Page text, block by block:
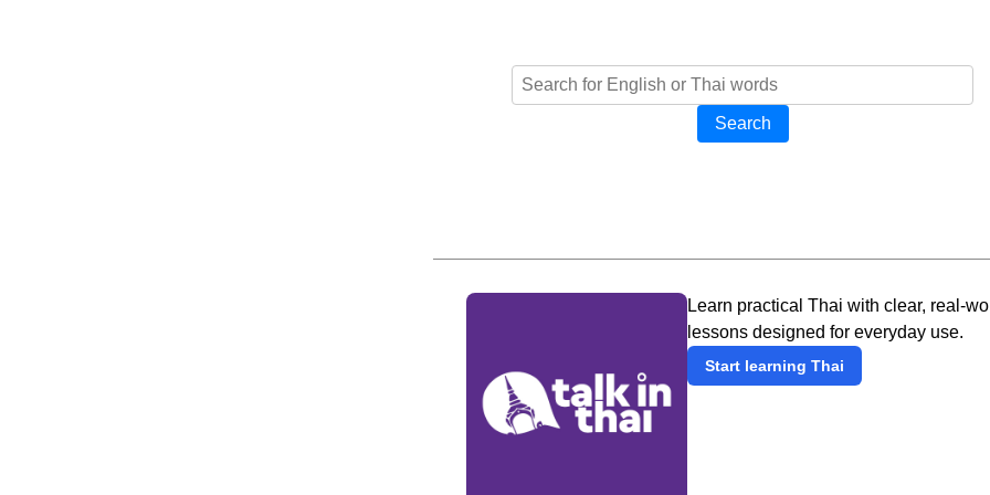
Search
Learn practical Thai with clear, real-
lessons designed for everyday use.
Start learning Thai